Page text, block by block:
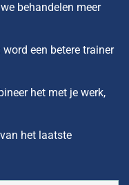
we behandelen meer
word een betere trainer
het met je werk,
het laatste